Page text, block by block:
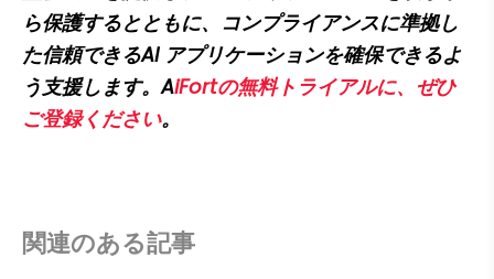
ら保護するとともに、コンプライアンスに準拠し
た信頼できるAI アプリケーションを確保できるよ
う支援します。AiFortの無料トライアルに、ぜひ
ご登録ください。
関連のある記事